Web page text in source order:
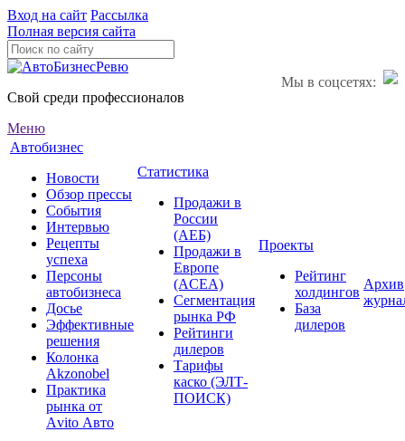
Вход на сайт Рассылка
Полная версия сайта
Мы в соцсетях:
Свой среди профессионалов
Меню
Автобизнес
Новости
Обзор прессы
События
Интервью
Рецепты
успеха
Персоны
автобизнеса
Досье
Эффективные
решения
Колонка
Akzonobel
Практика
рынка от
Аvito Авто
Статистика
Продажи в
России
(АЕБ)
Продажи в
Европе
(ACEA)
Сегментация
рынка РФ
Рейтинги
дилеров
Тарифы
каско (ЭЛТ-
ПОИСК)
Проекты
Рейтинг
холдингов
База
дилеров
Архив